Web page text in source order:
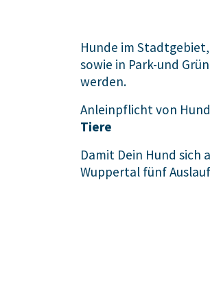
Hunde im
sowie in Park-und
werden.
Anleinpflicht von
Tiere
Damit Dein Hund sich
Wuppertal fünf